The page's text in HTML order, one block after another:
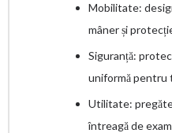
Mobilitate:
mâner și
Siguranță:
uniformă pentru
Utilitate:
întreagă de